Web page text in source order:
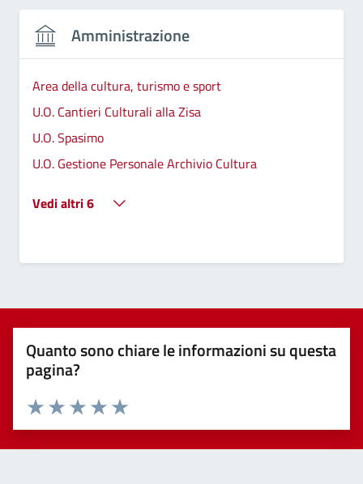
Amministrazione
Area della cultura, turismo e sport
U.O. Cantieri Culturali alla Zisa
U.O. Spasimo
U.O. Gestione Personale Archivio Cultura
Vedi altri 6
Quanto sono chiare le informazioni su questa
pagina?
Valuta 5 stelle su 5
Valuta 4 stelle su 5
Valuta 3 stelle su 5
Valuta 2 stelle su 5
Valuta 1 stelle su 5